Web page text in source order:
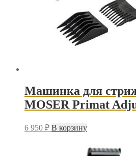
Машинка для
MOSER Primat
6 950 ₽ В корзину